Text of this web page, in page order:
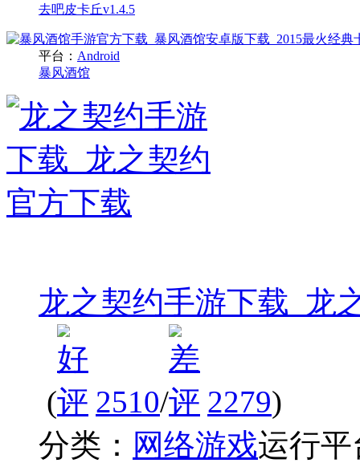
去吧皮卡丘v1.4.5
平台： Android
暴风酒馆
龙之契约手游下载_龙
( 2510/ 2279)
分类： 网络游戏运行平